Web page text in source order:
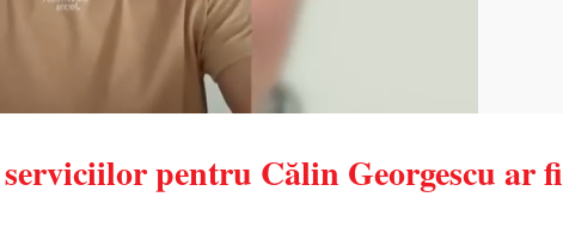
pentru Călin Georgescu ar fi